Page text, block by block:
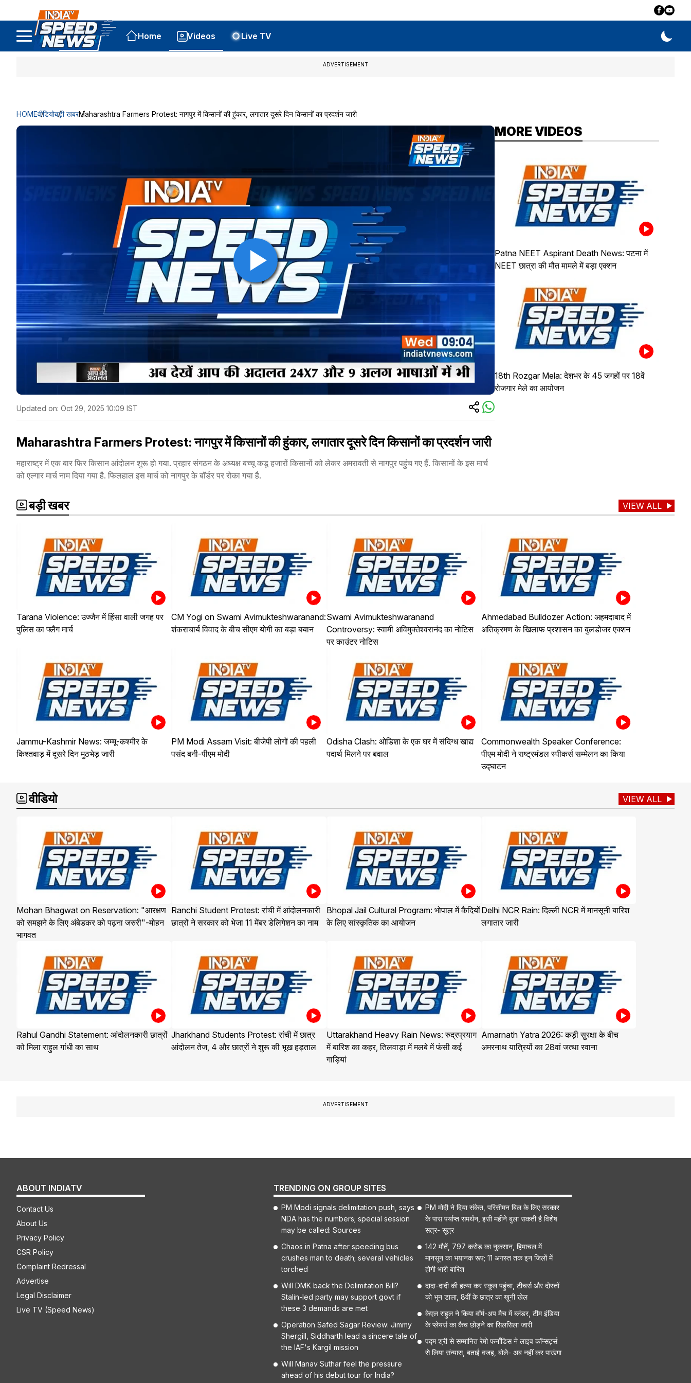
Home Videos Live TV
ADVERTISEMENT
HOMEवीडियोबड़ी खबरMaharashtra Farmers Protest: नागपुर में किसानों की हुंकार, लगातार दूसरे दिन किसानों का प्रदर्शन जारी
Updated on: Oct 29, 2025 10:09 IST
Maharashtra Farmers Protest: नागपुर में किसानों की हुंकार, लगातार दूसरे दिन किसानों का प्रदर्शन जारी
महाराष्ट्र में एक बार फिर किसान आंदोलन शुरू हो गया. प्रहार संगठन के अध्यक्ष बच्चू कडू हजारों किसानों को लेकर अमरावती से नागपुर पहुंच गए हैं. किसानों के इस मार्च
को एल्गार मार्च नाम दिया गया है. फिलहाल इस मार्च को नागपुर के बॉर्डर पर रोका गया है.
MORE VIDEOS
Patna NEET Aspirant Death News: पटना में
NEET छात्रा की मौत मामले में बड़ा एक्शन
18th Rozgar Mela: देशभर के 45 जगहों पर 18वें
रोजगार मेले का आयोजन
बड़ी खबर VIEW ALL
Tarana Violence: उज्जैन में हिंसा वाली जगह पर
पुलिस का फ्लैग मार्च
CM Yogi on Swami Avimukteshwaranand:
शंकराचार्य विवाद के बीच सीएम योगी का बड़ा बयान
Swami Avimukteshwaranand
Controversy: स्वामी अविमुक्तेश्वरानंद का नोटिस
पर काउंटर नोटिस
Ahmedabad Bulldozer Action: अहमदाबाद में
अतिक्रमण के खिलाफ प्रशासन का बुलडोजर एक्शन
Jammu-Kashmir News: जम्मू-कश्मीर के
किश्तवाड़ में दूसरे दिन मुठभेड़ जारी
PM Modi Assam Visit: बीजेपी लोगों की पहली
पसंद बनी-पीएम मोदी
Odisha Clash: ओडिशा के एक घर में संदिग्ध खाद्य
पदार्थ मिलने पर बवाल
Commonwealth Speaker Conference:
पीएम मोदी ने राष्ट्रमंडल स्पीकर्स सम्मेलन का किया
उद्घाटन
वीडियो VIEW ALL
Mohan Bhagwat on Reservation: "आरक्षण
को समझने के लिए अंबेडकर को पढ़ना जरुरी"-मोहन
भागवत
Ranchi Student Protest: रांची में आंदोलनकारी
छात्रों ने सरकार को भेजा 11 मेंबर डेलिगेशन का नाम
Bhopal Jail Cultural Program: भोपाल में कैदियों
के लिए सांस्कृतिक का आयोजन
Delhi NCR Rain: दिल्ली NCR में मानसूनी बारिश
लगातार जारी
Rahul Gandhi Statement: आंदोलनकारी छात्रों
को मिला राहुल गांधी का साथ
Jharkhand Students Protest: रांची में छात्र
आंदोलन तेज, 4 और छात्रों ने शुरू की भूख हड़ताल
Uttarakhand Heavy Rain News: रुद्रप्रयाग
में बारिश का कहर, तिलवाड़ा में मलबे में फंसी कई
गाड़ियां
Amarnath Yatra 2026: कड़ी सुरक्षा के बीच
अमरनाथ यात्रियों का 28वां जत्था रवाना
ADVERTISEMENT
ABOUT INDIATV
Contact Us
About Us
Privacy Policy
CSR Policy
Complaint Redressal
Advertise
Legal Disclaimer
Live TV (Speed News)
TRENDING ON GROUP SITES
PM Modi signals delimitation push, says
NDA has the numbers; special session
may be called: Sources
Chaos in Patna after speeding bus
crushes man to death; several vehicles
torched
Will DMK back the Delimitation Bill?
Stalin-led party may support govt if
these 3 demands are met
Operation Safed Sagar Review: Jimmy
Shergill, Siddharth lead a sincere tale of
the IAF's Kargil mission
Will Manav Suthar feel the pressure
ahead of his debut tour for India?
PM मोदी ने दिया संकेत, परिसीमन बिल के लिए सरकार
के पास पर्याप्त समर्थन, इसी महीने बुला सकती है विशेष
सत्र- सूत्र
142 मौतें, 797 करोड़ का नुकसान, हिमाचल में
मानसून का भयानक रूप; 11 अगस्त तक इन जिलों में
होगी भारी बारिश
दादा-दादी की हत्या कर स्कूल पहुंचा, टीचर्स और दोस्तों
को भून डाला, 8वीं के छात्र का खूनी खेल
केएल राहुल ने किया वॉर्म-अप मैच में ब्लंडर, टीम इंडिया
के प्लेयर्स का कैच छोड़ने का सिलसिला जारी
पद्म श्री से सम्मानित रेमो फर्नांडिस ने लाइव कॉन्सर्ट्स
से लिया संन्यास, बताई वजह, बोले- अब नहीं कर पाऊंगा